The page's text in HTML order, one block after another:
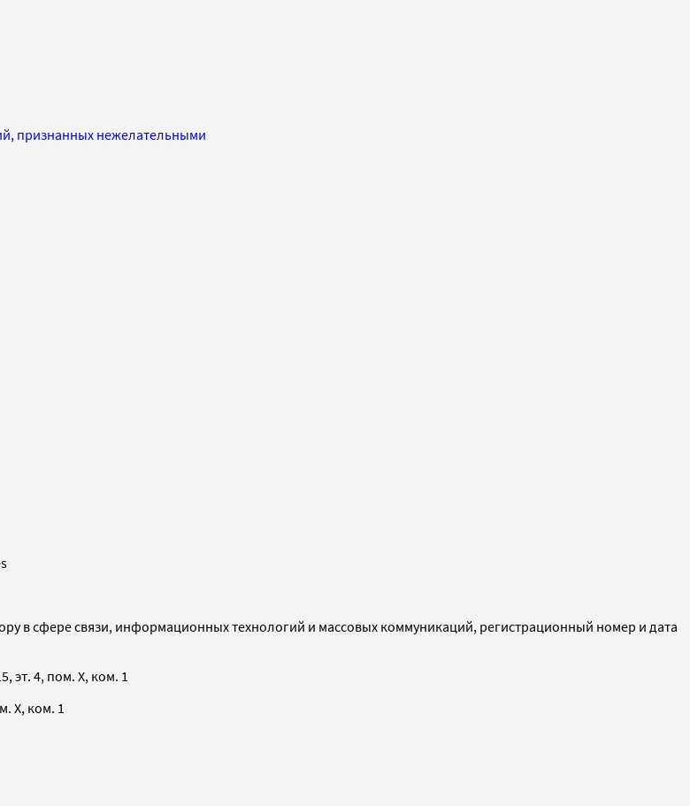
признанных нежелательными
в сфере связи, информационных технологий и массовых коммуникаций, регистрационный номер и дата
эт. 4, пом. X, ком. 1
X, ком. 1